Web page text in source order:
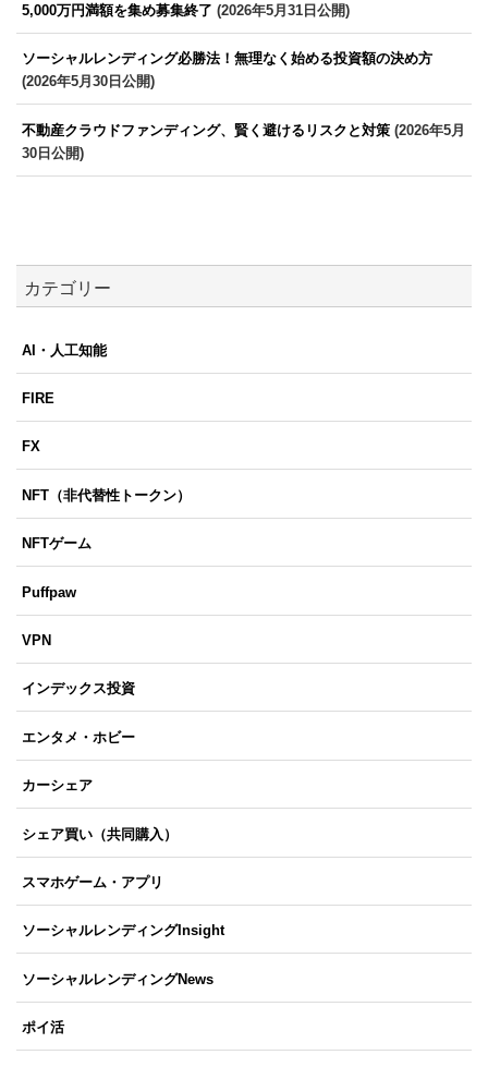
5,000万円満額を集め募集終了 (2026年5月31日公開)
ソーシャルレンディング必勝法！無理なく始める投資額の決め方
(2026年5月30日公開)
不動産クラウドファンディング、賢く避けるリスクと対策 (2026年5月
30日公開)
カテゴリー
AI・人工知能
FIRE
FX
NFT（非代替性トークン）
NFTゲーム
Puffpaw
VPN
インデックス投資
エンタメ・ホビー
カーシェア
シェア買い（共同購入）
スマホゲーム・アプリ
ソーシャルレンディングInsight
ソーシャルレンディングNews
ポイ活